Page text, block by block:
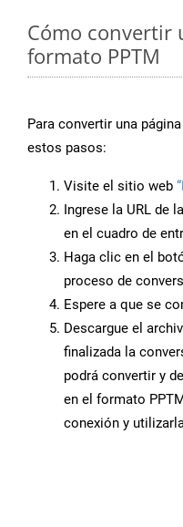
Cómo convertir
formato PPTM
Para convertir una
estos pasos:
Visite el sitio web
Ingrese la URL de
en el cuadro de
Haga clic en el
proceso de
Espere a que se
Descargue el
finalizada la
podrá convertir y
en el formato
conexión y